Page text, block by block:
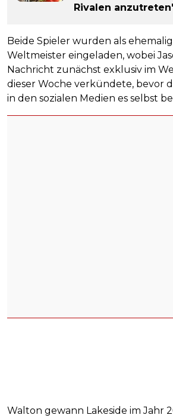
Rivalen
Beide Spieler wurden als
Weltmeister eingeladen, wobei
Nachricht zunächst exklusiv im
dieser Woche verkündete, bevor
in den sozialen Medien es selbst
Walton gewann Lakeside im Jahr